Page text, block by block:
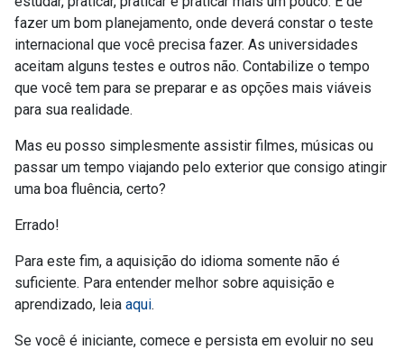
fazer um bom planejamento, onde deverá constar o teste
internacional que você precisa fazer. As universidades
aceitam alguns testes e outros não. Contabilize o tempo
que você tem para se preparar e as opções mais viáveis
para sua realidade.
Mas eu posso simplesmente assistir filmes, músicas ou
passar um tempo viajando pelo exterior que consigo atingir
uma boa fluência, certo?
Errado!
Para este fim, a aquisição do idioma somente não é
suficiente. Para entender melhor sobre aquisição e
aprendizado, leia aqui.
Se você é iniciante, comece e persista em evoluir no seu